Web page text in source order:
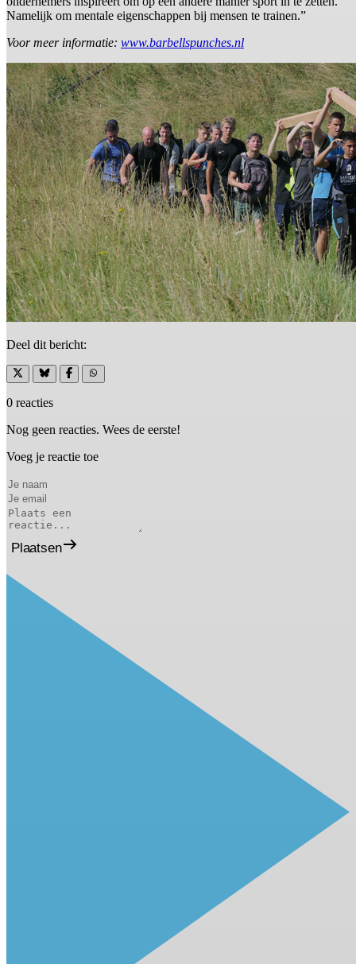
Namelijk om mentale eigenschappen bij mensen te trainen.”
Voor meer informatie: www.barbellspunches.nl
Deel dit bericht:
0 reacties
Nog geen reacties. Wees de eerste!
Voeg je reactie toe
Plaatsen